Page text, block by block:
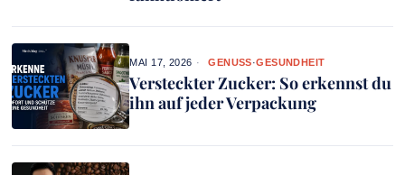
Versteckter Zucker: So erkennst du
ihn auf jeder Verpackung
MAI 17, 2026 GENUSS·GESUNDHEIT